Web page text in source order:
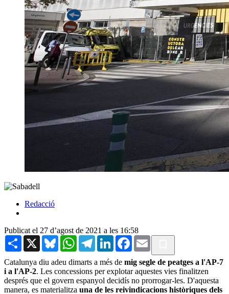
Redacció
Publicat el 27 d’agost de 2021 a les 16:58
Share X BlueskyWhatsAppTelegramLinkedInFacebook
Email
Catalunya diu adeu dimarts a més de mig segle de peatges a l'AP-7
i a l'AP-2. Les concessions per explotar aquestes vies finalitzen
després que el govern espanyol decidís no prorrogar-les. D'aquesta
manera, es materialitza una de les reivindicacions històriques dels